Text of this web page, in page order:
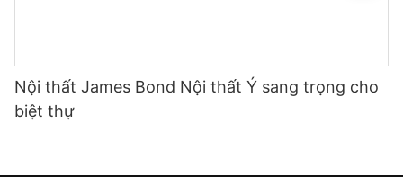
Nội thất James Bond Nội thất Ý sang trọng cho
biệt thự